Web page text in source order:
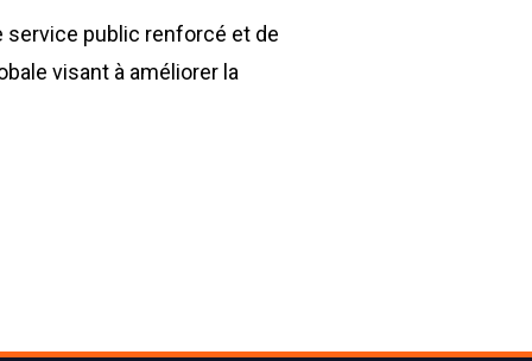
service public renforcé et de
visant à améliorer la